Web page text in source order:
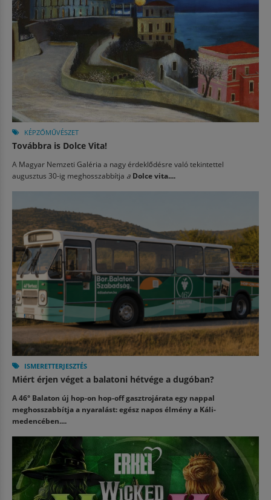
KÉPZŐMŰVÉSZET
Továbbra is Dolce Vita!
A Magyar Nemzeti Galéria a nagy érdeklődésre való tekintettel
augusztus 30-ig meghosszabbítja a Dolce vita....
ISMERETTERJESZTÉS
Miért érjen véget a balatoni hétvége a dugóban?
A 46° Balaton új hop-on hop-off gasztrojárata egy nappal
meghosszabbítja a nyaralást: egész napos élmény a Káli-
medencében....